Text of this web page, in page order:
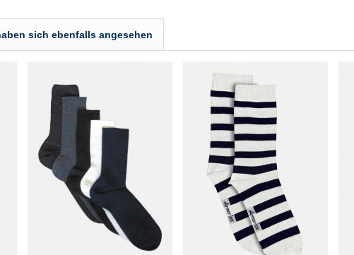
sich ebenfalls angesehen